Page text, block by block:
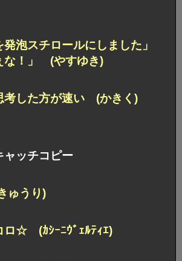
泡スチロールにしました」
な！」 (やすゆき)
考した方が速い (かきく)
ャッチコピー
ゅうり)
ロ☆ (ｶｼｰﾆｳﾞｪﾙﾃｨｴ)